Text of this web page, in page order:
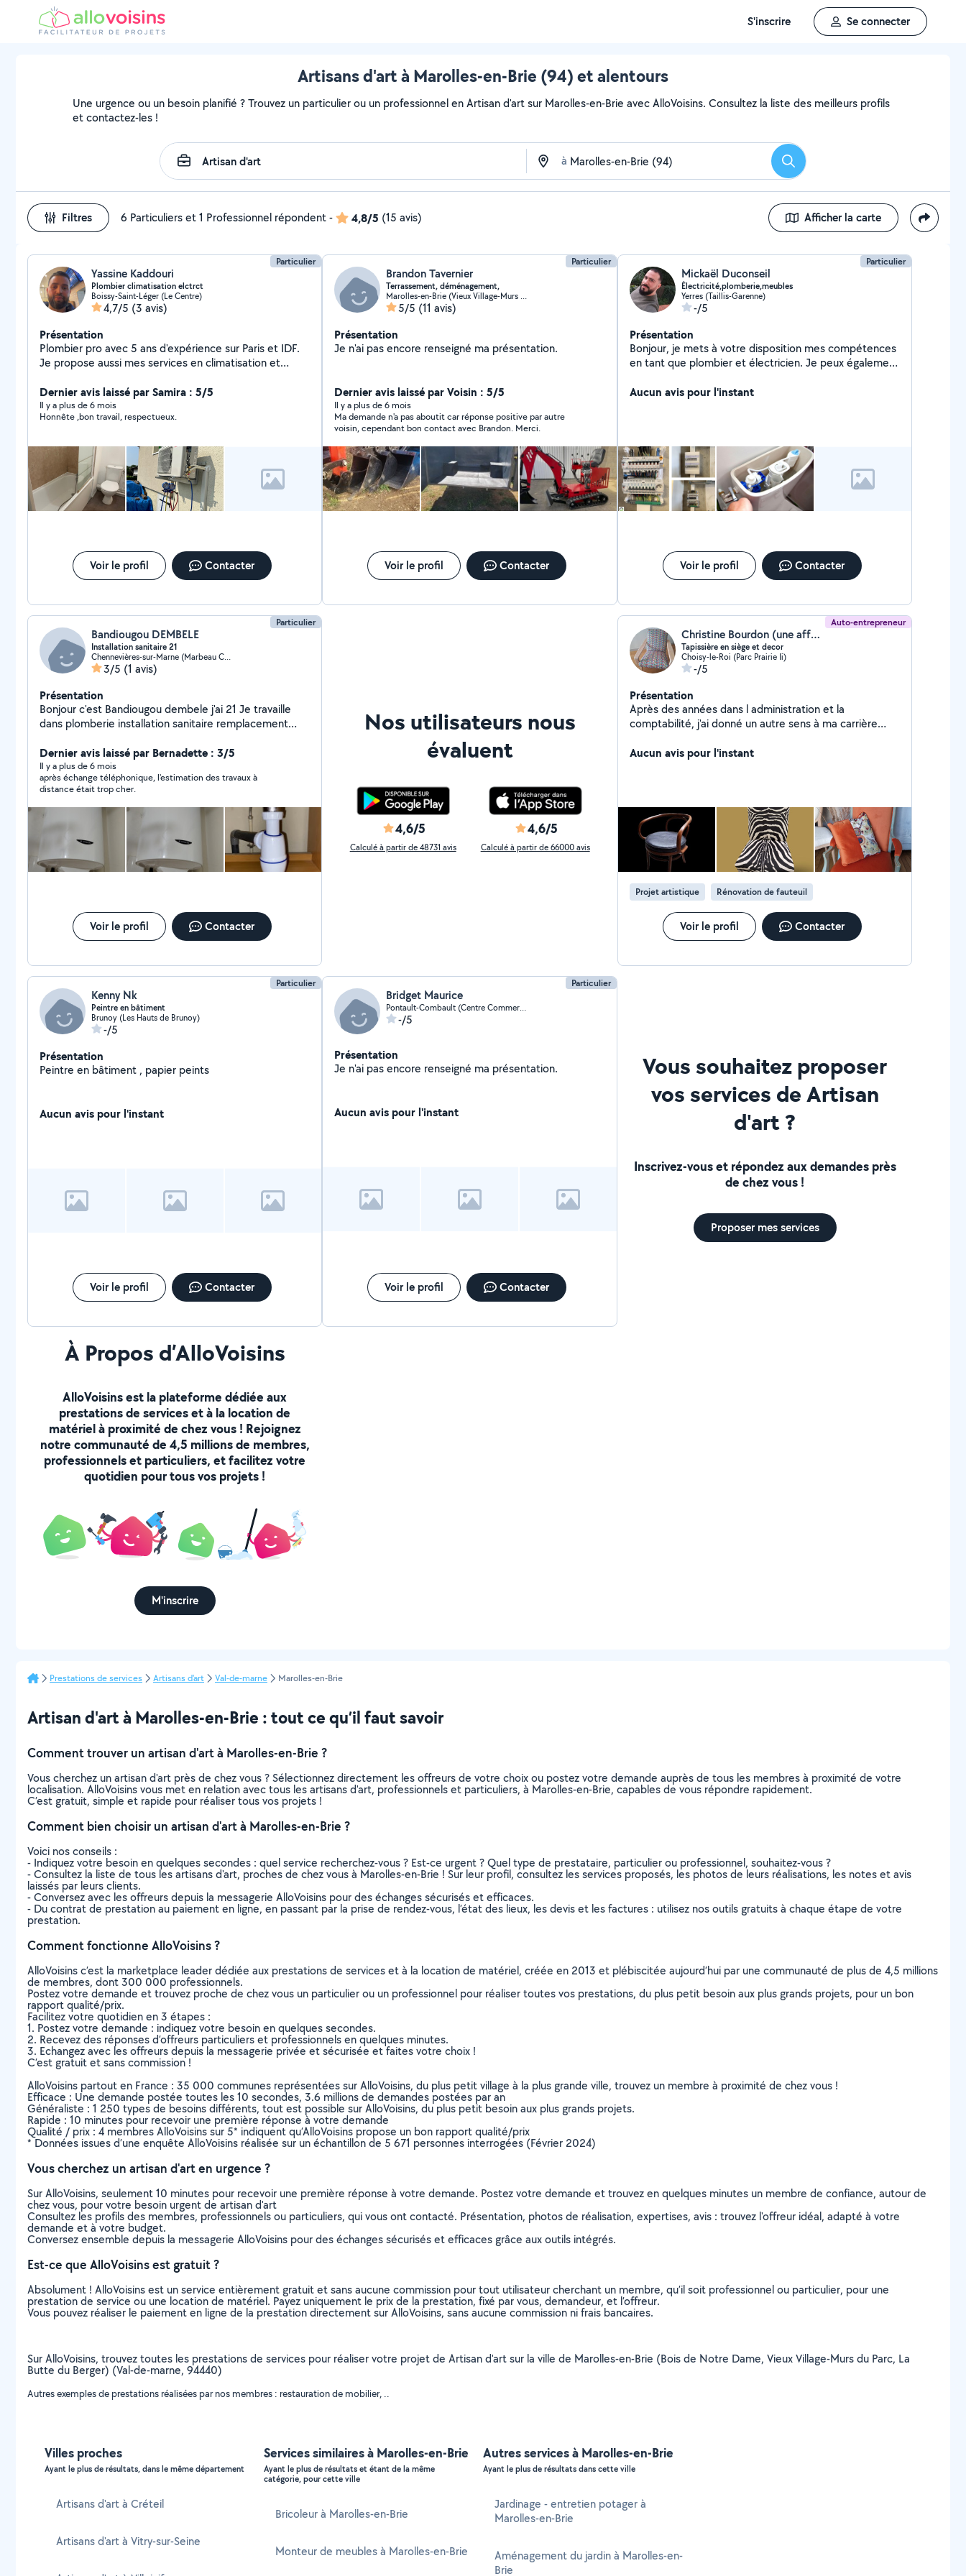
S'inscrire Se connecter
Artisans d'art à Marolles-en-Brie (94) et alentours
Une urgence ou un besoin planifié ? Trouvez un particulier ou un professionnel en Artisan d'art sur Marolles-en-Brie avec AlloVoisins. Consultez la liste des meilleurs profils
et contactez-les !
à Rechercher
Filtres 6 Particuliers et 1 Professionnel répondent- 4,8/5 (15 avis) Afficher la carte
Particulier
Yassine Kaddouri
Plombier climatisation elctrct
Boissy-Saint-Léger (Le Centre)
4,7/5 (3 avis)
Présentation
Plombier pro avec 5 ans d'expérience sur Paris et IDF.
Je propose aussi mes services en climatisation et
surprise Matériel pro + interventions soignées Réactif :
dispo rapide pour dépannage urgent
Dernier avis laissé par Samira : 5/5
Il y a plus de 6 mois
Honnête ,bon travail, respectueux.
Voir le profil Contacter
Particulier
Brandon Tavernier
Terrassement, déménagement,
Marolles-en-Brie (Vieux Village-Murs du Parc)
5/5 (11 avis)
Présentation
Je n'ai pas encore renseigné ma présentation.
Dernier avis laissé par Voisin : 5/5
Il y a plus de 6 mois
Ma demande n'a pas aboutit car réponse positive par autre
voisin, cependant bon contact avec Brandon. Merci.
Voir le profil Contacter
Particulier
Mickaël Duconseil
Électricité,plomberie,meubles
Yerres (Taillis-Garenne)
-/5
Présentation
Bonjour, je mets à votre disposition mes compétences
en tant que plombier et électricien. Je peux également
apporter mon aide lors de votre déménagement. Pour
Aucun avis pour l'instant
Voir le profil Contacter
Particulier
Bandiougou DEMBELE
Installation sanitaire 21
Chennevières-sur-Marne (Marbeau Coeuilly)
3/5 (1 avis)
Présentation
Bonjour c'est Bandiougou dembele j'ai 21 Je travaille
dans plomberie installation sanitaire remplacement
remplacement robinet douchette wc remplacement
siphon lavabo remplacement siphon lavabo cuisine
remplacement robinet de lavabo remplacement de
joint
Dernier avis laissé par Bernadette : 3/5
Il y a plus de 6 mois
après échange téléphonique, l'estimation des travaux à
distance était trop cher.
Voir le profil Contacter
Nos utilisateurs nous
évaluent
4,6/5
Calculé à partir de 48731 avis
4,6/5
Calculé à partir de 66000 avis
Auto-entrepreneur
Christine Bourdon (une affaire de sièges)
Tapissière en siège et decor
Choisy-le-Roi (Parc Prairie Ii)
-/5
Présentation
Après des années dans l administration et la
comptabilité, j'ai donné un autre sens à ma carrière
Aucun avis pour l'instant
Projet artistique Rénovation de fauteuil
Voir le profil Contacter
Particulier
Kenny Nk
Peintre en bâtiment
Brunoy (Les Hauts de Brunoy)
-/5
Présentation
Peintre en bâtiment , papier peints
Aucun avis pour l'instant
Voir le profil Contacter
Particulier
Bridget Maurice
Pontault-Combault (Centre Commercial)
-/5
Présentation
Je n'ai pas encore renseigné ma présentation.
Aucun avis pour l'instant
Voir le profil Contacter
Vous souhaitez proposer
vos services de Artisan
d'art ?
Inscrivez-vous et répondez aux demandes près
de chez vous !
Proposer mes services
À Propos d’AlloVoisins
AlloVoisins est la plateforme dédiée aux
prestations de services et à la location de
matériel à proximité de chez vous ! Rejoignez
notre communauté de 4,5 millions de membres,
professionnels et particuliers, et facilitez votre
quotidien pour tous vos projets !
M'inscrire
Prestations de services Artisans d'art Val-de-marne Marolles-en-Brie
Artisan d'art à Marolles-en-Brie : tout ce qu’il faut savoir
Comment trouver un artisan d'art à Marolles-en-Brie ?
Vous cherchez un artisan d'art près de chez vous ? Sélectionnez directement les offreurs de votre choix ou postez votre demande auprès de tous les membres à proximité de votre
localisation. AlloVoisins vous met en relation avec tous les artisans d'art, professionnels et particuliers, à Marolles-en-Brie, capables de vous répondre rapidement.
C’est gratuit, simple et rapide pour réaliser tous vos projets !
Comment bien choisir un artisan d'art à Marolles-en-Brie ?
Voici nos conseils :
- Indiquez votre besoin en quelques secondes : quel service recherchez-vous ? Est-ce urgent ? Quel type de prestataire, particulier ou professionnel, souhaitez-vous ?
- Consultez la liste de tous les artisans d'art, proches de chez vous à Marolles-en-Brie ! Sur leur profil, consultez les services proposés, les photos de leurs réalisations, les notes et avis
laissés par leurs clients.
- Conversez avec les offreurs depuis la messagerie AlloVoisins pour des échanges sécurisés et efficaces.
- Du contrat de prestation au paiement en ligne, en passant par la prise de rendez-vous, l’état des lieux, les devis et les factures : utilisez nos outils gratuits à chaque étape de votre
prestation.
Comment fonctionne AlloVoisins ?
AlloVoisins c’est la marketplace leader dédiée aux prestations de services et à la location de matériel, créée en 2013 et plébiscitée aujourd’hui par une communauté de plus de 4,5 millions
de membres, dont 300 000 professionnels.
Postez votre demande et trouvez proche de chez vous un particulier ou un professionnel pour réaliser toutes vos prestations, du plus petit besoin aux plus grands projets, pour un bon
rapport qualité/prix.
Facilitez votre quotidien en 3 étapes :
1. Postez votre demande : indiquez votre besoin en quelques secondes.
2. Recevez des réponses d’offreurs particuliers et professionnels en quelques minutes.
3. Echangez avec les offreurs depuis la messagerie privée et sécurisée et faites votre choix !
C’est gratuit et sans commission !
AlloVoisins partout en France : 35 000 communes représentées sur AlloVoisins, du plus petit village à la plus grande ville, trouvez un membre à proximité de chez vous !
Efficace : Une demande postée toutes les 10 secondes, 3.6 millions de demandes postées par an
Généraliste : 1 250 types de besoins différents, tout est possible sur AlloVoisins, du plus petit besoin aux plus grands projets.
Rapide : 10 minutes pour recevoir une première réponse à votre demande
Qualité / prix : 4 membres AlloVoisins sur 5* indiquent qu’AlloVoisins propose un bon rapport qualité/prix
* Données issues d’une enquête AlloVoisins réalisée sur un échantillon de 5 671 personnes interrogées (Février 2024)
Vous cherchez un artisan d'art en urgence ?
Sur AlloVoisins, seulement 10 minutes pour recevoir une première réponse à votre demande. Postez votre demande et trouvez en quelques minutes un membre de confiance, autour de
chez vous, pour votre besoin urgent de artisan d'art
Consultez les profils des membres, professionnels ou particuliers, qui vous ont contacté. Présentation, photos de réalisation, expertises, avis : trouvez l'offreur idéal, adapté à votre
demande et à votre budget.
Conversez ensemble depuis la messagerie AlloVoisins pour des échanges sécurisés et efficaces grâce aux outils intégrés.
Est-ce que AlloVoisins est gratuit ?
Absolument ! AlloVoisins est un service entièrement gratuit et sans aucune commission pour tout utilisateur cherchant un membre, qu’il soit professionnel ou particulier, pour une
prestation de service ou une location de matériel. Payez uniquement le prix de la prestation, fixé par vous, demandeur, et l’offreur.
Vous pouvez réaliser le paiement en ligne de la prestation directement sur AlloVoisins, sans aucune commission ni frais bancaires.
Sur AlloVoisins, trouvez toutes les prestations de services pour réaliser votre projet de Artisan d'art sur la ville de Marolles-en-Brie (Bois de Notre Dame, Vieux Village-Murs du Parc, La
Butte du Berger) (Val-de-marne, 94440)
Autres exemples de prestations réalisées par nos membres : restauration de mobilier, ..
Villes proches
Ayant le plus de résultats, dans le même département
Artisans d'art à Créteil
Artisans d'art à Vitry-sur-Seine
Services similaires à Marolles-en-Brie
Ayant le plus de résultats et étant de la même
catégorie, pour cette ville
Bricoleur à Marolles-en-Brie
Monteur de meubles à Marolles-en-Brie
Autres services à Marolles-en-Brie
Ayant le plus de résultats dans cette ville
Jardinage - entretien potager à
Marolles-en-Brie
Aménagement du jardin à Marolles-en-
Brie